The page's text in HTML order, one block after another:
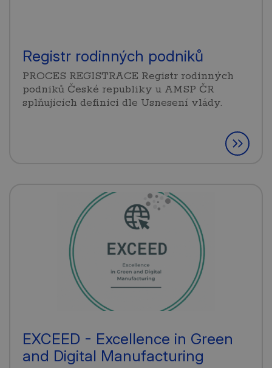
Registr rodinných podniků
PROCES REGISTRACE Registr rodinných
podniků České republiky u AMSP ČR
splňujících definici dle Usnesení vlády.
EXCEED - Excellence in Green
and Digital Manufacturing